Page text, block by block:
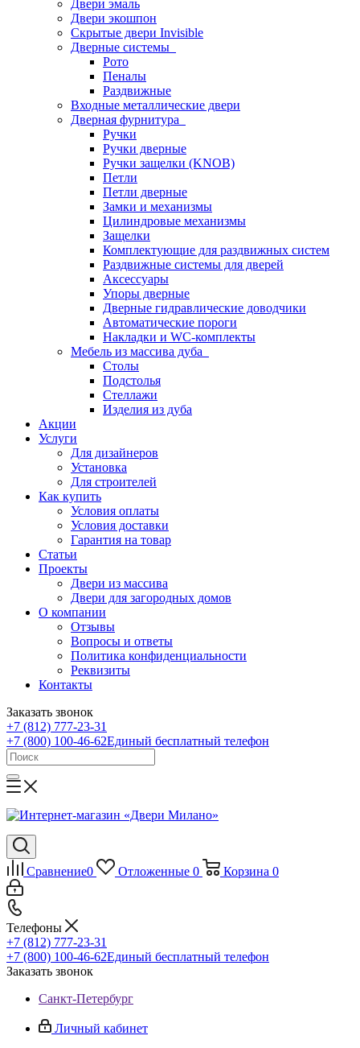
Двери эмаль
Двери экошпон
Скрытые двери Invisible
Дверные системы
Рото
Пеналы
Раздвижные
Входные металлические двери
Дверная фурнитура
Ручки
Ручки дверные
Ручки защелки (KNOB)
Петли
Петли дверные
Замки и механизмы
Цилиндровые механизмы
Защелки
Комплектующие для раздвижных систем
Раздвижные системы для дверей
Аксессуары
Упоры дверные
Дверные гидравлические доводчики
Автоматические пороги
Накладки и WC-комплекты
Мебель из массива дуба
Столы
Подстолья
Стеллажи
Изделия из дуба
Акции
Услуги
Для дизайнеров
Установка
Для строителей
Как купить
Условия оплаты
Условия доставки
Гарантия на товар
Статьи
Проекты
Двери из массива
Двери для загородных домов
О компании
Отзывы
Вопросы и ответы
Политика конфиденциальности
Реквизиты
Контакты
Заказать звонок
+7 (812) 777-23-31
+7 (800) 100-46-62Единый бесплатный телефон
Сравнение0 Отложенные 0 Корзина 0
Телефоны
+7 (812) 777-23-31
+7 (800) 100-46-62Единый бесплатный телефон
Заказать звонок
Санкт-Петербург
Личный кабинет